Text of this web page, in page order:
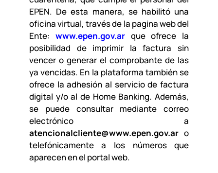
EPEN. De esta manera, se habilitó una
oficina virtual, través de la pagina web del
Ente: www.epen.gov.ar que ofrece la
posibilidad de imprimir la factura sin
vencer o generar el comprobante de las
ya vencidas. En la plataforma también se
ofrece la adhesión al servicio de factura
digital y/o al de Home Banking. Además,
se puede consultar mediante correo
electrónico a
atencionalcliente@www.epen.gov.aro
telefónicamente a los números que
aparecen en el portal web.